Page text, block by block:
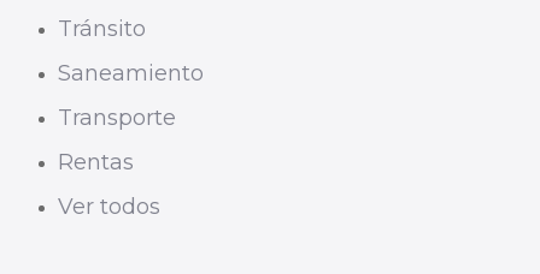
Tránsito
Saneamiento
Transporte
Rentas
Ver todos